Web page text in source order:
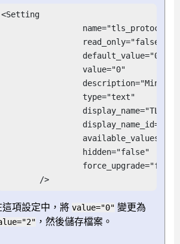
<Setting
	/>
這項設定中，將 value="0" 變更為
，然後儲存檔案。